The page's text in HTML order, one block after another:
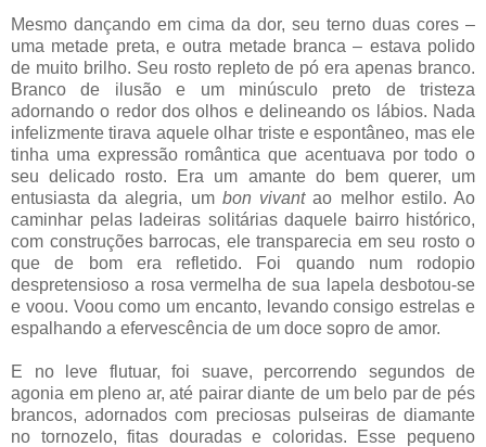
Mesmo dançando em cima da dor, seu terno duas cores –
uma metade preta, e outra metade branca – estava polido
de muito brilho. Seu rosto repleto de pó era apenas branco.
Branco de ilusão e um minúsculo preto de tristeza
adornando o redor dos olhos e delineando os lábios. Nada
infelizmente tirava aquele olhar triste e espontâneo, mas ele
tinha uma expressão romântica que acentuava por todo o
seu delicado rosto. Era um amante do bem querer, um
entusiasta da alegria, um bon vivantao melhor estilo. Ao
caminhar pelas ladeiras solitárias daquele bairro histórico,
com construções barrocas, ele transparecia em seu rosto o
que de bom era refletido. Foi quando num rodopio
despretensioso a rosa vermelha de sua lapela desbotou-se
e voou. Voou como um encanto, levando consigo estrelas e
espalhando a efervescência de um doce sopro de amor.
E no leve flutuar, foi suave, percorrendo segundos de
agonia em pleno ar, até pairar diante de um belo par de pés
brancos, adornados com preciosas pulseiras de diamante
no tornozelo, fitas douradas e coloridas. Esse pequeno